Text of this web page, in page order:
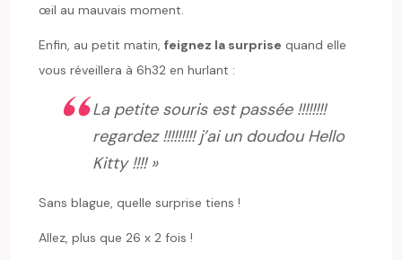
œil au mauvais moment.
Enfin, au petit matin,feignez la surprise quand elle
vous réveillera à 6h32 en hurlant :
La petite souris est passée !!!!!!!!
regardez !!!!!!!!! j’ai un doudou Hello
Kitty !!!! »
Sans blague, quelle surprise tiens !
Allez, plus que 26 x 2 fois !